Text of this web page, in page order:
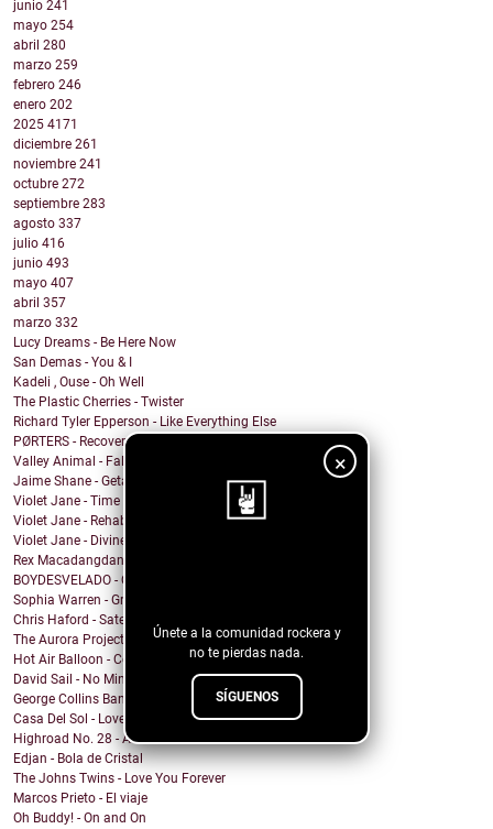
×
Únete a la comunidad rockera y
no te pierdas nada.
SÍGUENOS
junio 241
mayo 254
abril 280
marzo 259
febrero 246
enero 202
2025 4171
diciembre 261
noviembre 241
octubre 272
septiembre 283
agosto 337
julio 416
junio 493
mayo 407
abril 357
marzo 332
Lucy Dreams - Be Here Now
San Demas - You & I
Kadeli , Ouse - Oh Well
The Plastic Cherries - Twister
Richard Tyler Epperson - Like Everything Else
PØRTERS - Recover
Valley Animal - Fallout
Jaime Shane - Getaway Car (Taylor Swift Cover)
Violet Jane - Time of Our Lives
Violet Jane - Rehabilitation
Violet Jane - Divine
Rex Macadangdang - Melody
BOYDESVELADO - QEPD David Lynch
Sophia Warren - Grin
Chris Haford - Satellite Angel
The Aurora Project - Slave City
Hot Air Balloon - Come This Far
David Sail - No Mind Fire
George Collins Band - New Way
Casa Del Sol - Love In A Time Of War
Highroad No. 28 - And I Suffer
Edjan - Bola de Cristal
The Johns Twins - Love You Forever
Marcos Prieto - El viaje
Oh Buddy! - On and On